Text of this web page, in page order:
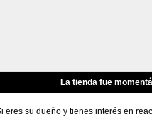
La tienda fue
eres su dueño y tienes interés en